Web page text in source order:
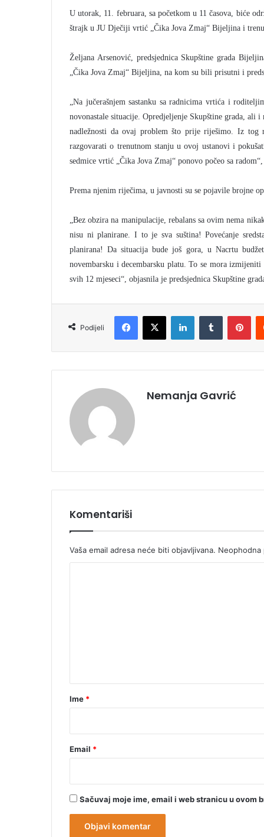
U utorak, 11. februara, sa početkom u 11 časova, biće
štrajk u JU Dječiji vrtić „Čika Jova Zmaj“ Bijeljina i
Željana Arsenović, predsjednica Skupštine grada
„Čika Jova Zmaj“ Bijeljina, na kom su bili prisutni i
„Na jučerašnjem sastanku sa radnicima vrtića i
novonastale situacije. Opredjeljenje Skupštine grada,
nadležnosti da ovaj problem što prije riješimo. Iz tog
razgovarati o trenutnom stanju u ovoj ustanovi i
sedmice vrtić „Čika Jova Zmaj“ ponovo počeo sa
Prema njenim riječima, u javnosti su se pojavile brojne
„Bez obzira na manipulacije, rebalans sa ovim nema
nisu ni planirane. I to je sva suština! Povećanje
planirana! Da situacija bude još gora, u Nacrtu
novembarsku i decembarsku platu. To se mora
svih 12 mjeseci“, objasnila je predsjednica Skupštine
Podijeli
Nemanja Gavrić
Komentariši
Vaša email adresa neće biti objavljivana. Neophodna
r
Ime *
Email *
Sačuvaj moje ime, email i web stranicu u ovom